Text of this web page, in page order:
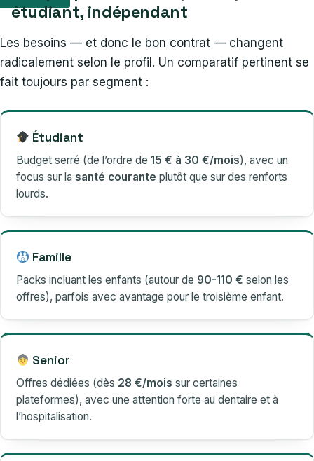
étudiant, indépendant
Les besoins — et donc le bon contrat — changent
radicalement selon le profil. Un comparatif pertinent se
fait toujours par segment :
Étudiant
Budget serré (de l’ordre de 15 € à 30 €/mois), avec un
focus sur la santé courante plutôt que sur des renforts
lourds.
Famille
Packs incluant les enfants (autour de 90-110 € selon les
offres), parfois avec avantage pour le troisième enfant.
Senior
Offres dédiées (dès 28 €/mois sur certaines
plateformes), avec une attention forte au dentaire et à
l’hospitalisation.